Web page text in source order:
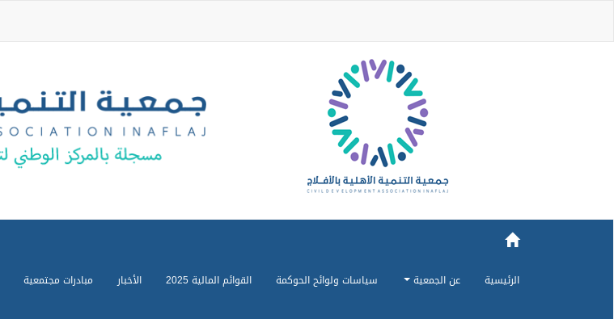
الرئيسية عن الجمعية سياسات ولوائح الحوكمة القوائم المالية 2025 الأخبار مبادرات مجتمعية